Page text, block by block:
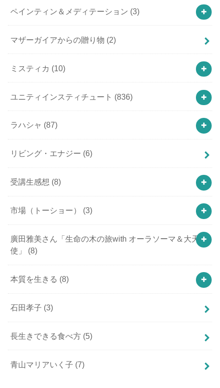
ペインティン＆メディテーション (3)
マザーガイアからの贈り物 (2)
ミスティカ (10)
ユニティインスティチュート (836)
ラハシャ (87)
リビング・エナジー (6)
受講生感想 (8)
市場（トーショー） (3)
廣田雅美さん「生命の木の旅with オーラソーマ＆大天
使」 (8)
本質を生きる (8)
石田孝子 (3)
長生きできる食べ方 (5)
青山マリアいく子 (7)